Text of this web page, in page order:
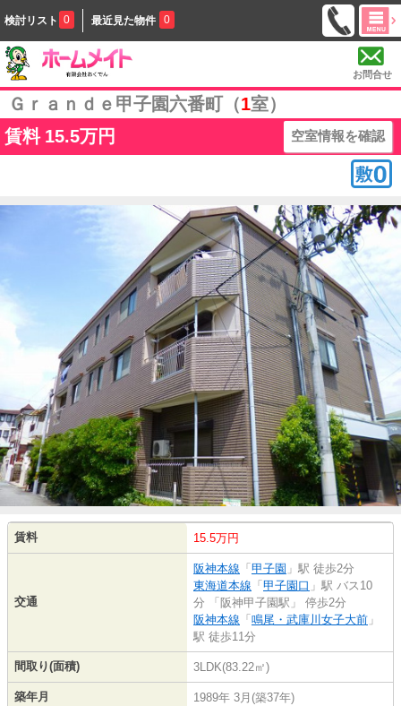
検討リスト 0 最近見た物件 0
お問合せ
Ｇｒａｎｄｅ甲子園六番町（1室）
賃料 15.5万円 空室情報を確認
賃料 15.5万円
交通
阪神本線 「 甲子園 」駅 徒歩2分
東海道本線 「 甲子園口 」駅 バス10
分 「阪神甲子園駅」 停歩2分
阪神本線 「 鳴尾・武庫川女子大前 」
駅 徒歩11分
間取り(面積) 3LDK(83.22㎡)
築年月 1989年 3月(築37年)